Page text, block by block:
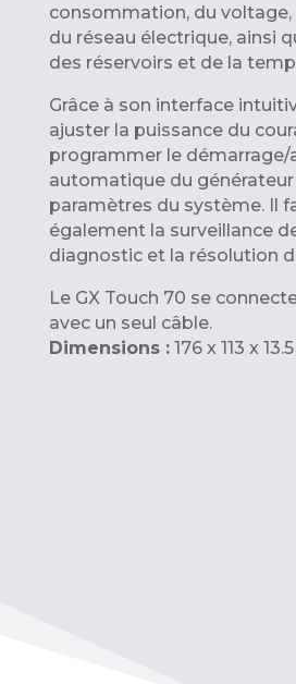
consommation, du voltage,
du réseau électrique, ainsi
des réservoirs et de la
Grâce à son interface
ajuster la puissance du
programmer le démarrage/
automatique du
paramètres du système. Il
également la surveillance
diagnostic et la résolution
Le GX Touch 70 se
avec un seul câble.
Dimensions :176 x 113 x 13.5